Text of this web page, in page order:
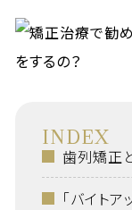
INDEX
歯列矯正
「バイト